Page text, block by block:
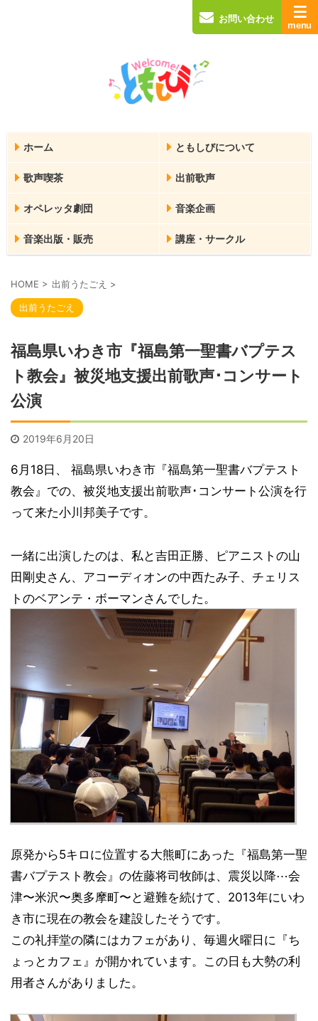
お問い合わせ
ホーム ともしびについて
歌声喫茶 出前歌声
オペレッタ劇団 音楽企画
音楽出版・販売 講座・サークル
HOME > 出前うたごえ >
出前うたごえ
福島県いわき市『福島第一聖書バプテス
ト教会』被災地支援出前歌声･コンサート
公演
2019年6月20日
6月18日、 福島県いわき市『福島第一聖書バプテスト
教会』での、被災地支援出前歌声･コンサート公演を行
って来た小川邦美子です。
一緒に出演したのは、私と吉田正勝、ピアニストの山
田剛史さん、アコーディオンの中西たみ子、チェリス
トのベアンテ・ボーマンさんでした。
原発から5キロに位置する大熊町にあった『福島第一聖
書バプテスト教会』の佐藤将司牧師は、震災以降⋯会
津〜米沢〜奥多摩町〜と避難を続けて、2013年にいわ
き市に現在の教会を建設したそうです。
この礼拝堂の隣にはカフェがあり、毎週火曜日に『ち
ょっとカフェ』が開かれています。この日も大勢の利
用者さんがありました。